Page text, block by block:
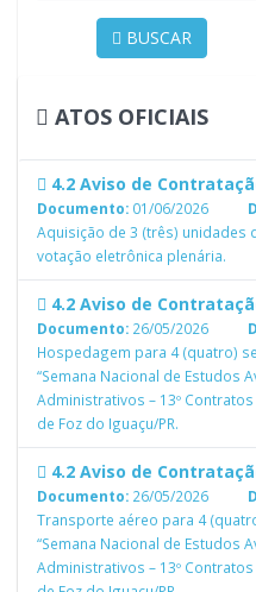
BUSCAR
ATOS OFICIAIS
4.2 Aviso de
Documento: 01/06/2026
Aquisição de 3 (três) unidades
votação eletrônica plenária.
4.2 Aviso de
Documento: 26/05/2026
Hospedagem para 4 (quatro)
“Semana Nacional de Estudos
Administrativos – 13º
de Foz do Iguaçu/PR.
4.2 Aviso de
Documento: 26/05/2026
Transporte aéreo para 4
“Semana Nacional de Estudos
Administrativos – 13º